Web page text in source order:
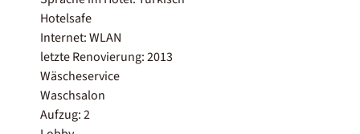
Hotelsafe
Internet: WLAN
letzte Renovierung: 2013
Wäscheservice
Waschsalon
Aufzug: 2